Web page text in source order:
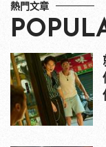
熱門文章